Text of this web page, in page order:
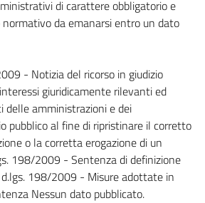
di carattere obbligatorio e
da emanarsi entro un dato
- Notizia del ricorso in giudizio
giuridicamente rilevanti ed
delle amministrazioni e dei
pubblico al fine di ripristinare il corretto
o la corretta erogazione di un
198/2009 - Sentenza di definizione
d.lgs. 198/2009 - Misure adottate in
Nessun dato pubblicato.